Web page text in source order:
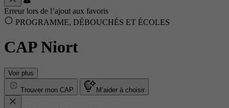
Erreur lors de l’ajout aux favoris
PROGRAMME, DÉBOUCHÉS ET ÉCOLES
CAP Niort
Voir plus
Trouver mon CAP M’aider à choisir